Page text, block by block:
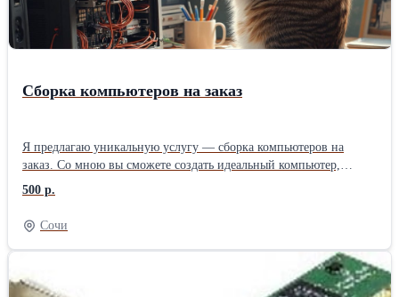
Сборка компьютеров на заказ
Я предлагаю уникальную услугу — сборка компьютеров на
заказ. Со мною вы сможете создать идеальный компьютер,
который будет соответствовать вашим потребностям и бюджету.
Преимущества услуги: индивидуальный подход к каждому
клиенту; использование только качественных комплектующих от
проверенных производителей; гарантия на работу и
комплектующие; профессиональная сборка и тестирование
компьютера. Этапы сборки компьютера: Выбор комплектующих:
процессор, материнская плата, видеокарта, оперативная память,
500 р.
Сочи